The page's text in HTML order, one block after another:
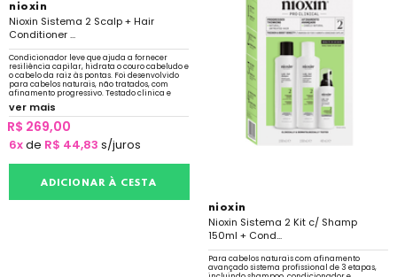
nioxin
Nioxin Sistema 2 Scalp + Hair
Conditioner ...
Condicionador leve que ajuda a fornecer
resiliência capilar, hidrata o couro cabeludo e
o cabelo da raiz às pontas. Foi desenvolvido
para cabelos naturais, não tratados, com
afinamento progressivo. Testado clinica e
dermatologicamente.
ver mais
R$ 269,00
6xde R$ 44,83 s/juros
ADICIONAR À CESTA
nioxin
Nioxin Sistema 2 Kit c/ Shamp
150ml + Cond...
Para cabelos naturais com afinamento
avançado sistema profissional de 3 etapas,